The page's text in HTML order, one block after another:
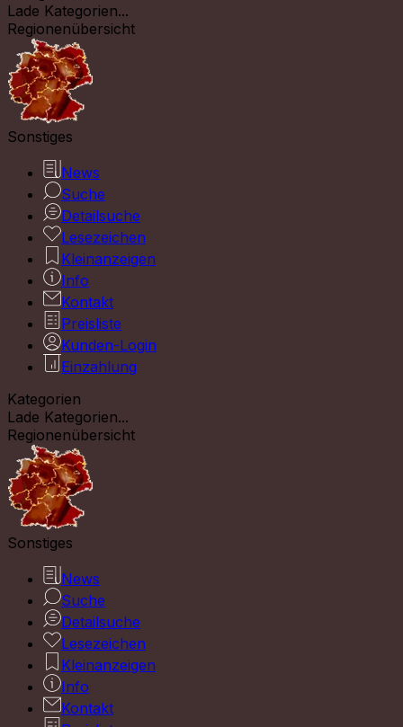
Lade Kategorien...
Regionenübersicht
Sonstiges
News
Suche
Detailsuche
Lesezeichen
Kleinanzeigen
Info
Kontakt
Preisliste
Kunden-Login
Einzahlung
Kategorien
Lade Kategorien...
Regionenübersicht
Sonstiges
News
Suche
Detailsuche
Lesezeichen
Kleinanzeigen
Info
Kontakt